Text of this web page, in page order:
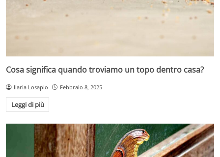
Cosa significa quando troviamo un topo dentro casa?
Ilaria Losapio Febbraio 8, 2025
Leggi di più